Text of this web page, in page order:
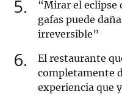
5
“Mirar el eclipse
gafas puede
irreversible”
6
El restaurante
completamente
experiencia que